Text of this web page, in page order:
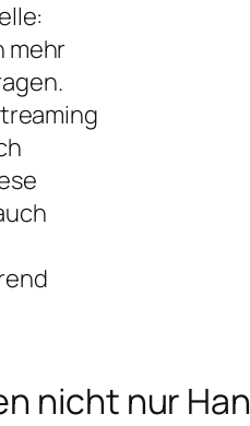
mehr
nicht nur